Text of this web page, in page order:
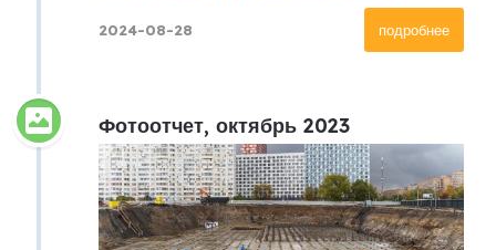
подробнее
2024-08-28
Фотоотчет, октябрь 2023